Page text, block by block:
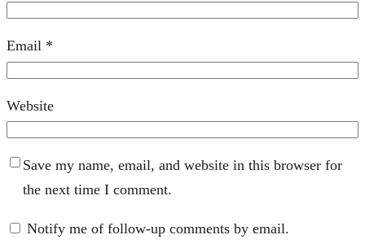
Email *
Website
Save my name, email, and website in this browser for
the next time I comment.
Notify me of follow-up comments by email.